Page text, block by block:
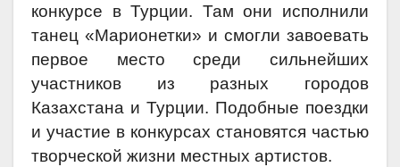
конкурсе в Турции. Там они исполнили
танец «Марионетки» и смогли завоевать
первое место среди сильнейших
участников из разных городов
Казахстана и Турции. Подобные поездки
и участие в конкурсах становятся частью
творческой жизни местных артистов.